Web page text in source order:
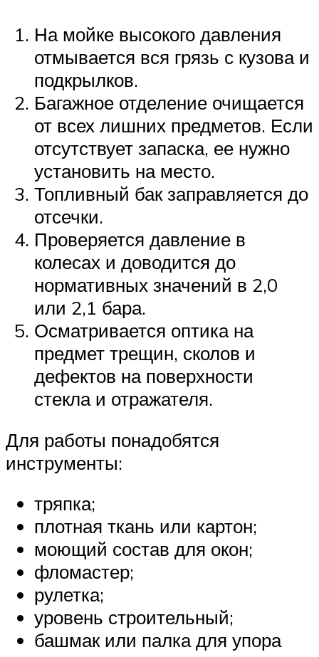
На мойке высокого давления
отмывается вся грязь с кузова и
подкрылков.
Багажное отделение очищается
от всех лишних предметов. Если
отсутствует запаска, ее нужно
установить на место.
Топливный бак заправляется до
отсечки.
Проверяется давление в
колесах и доводится до
нормативных значений в 2,0
или 2,1 бара.
Осматривается оптика на
предмет трещин, сколов и
дефектов на поверхности
стекла и отражателя.
Для работы понадобятся
инструменты:
тряпка;
плотная ткань или картон;
моющий состав для окон;
фломастер;
рулетка;
уровень строительный;
башмак или палка для упора